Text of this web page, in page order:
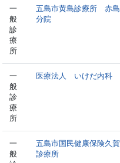
一
般
診
療
所
五島市黄島診療所 赤島
分院
一
般
診
療
所
医療法人 いけだ内科
一
般
五島市国民健康保険久賀
診療所